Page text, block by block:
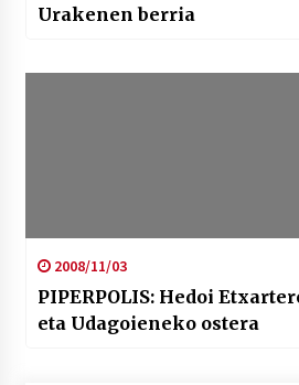
Urakenen berria
2008/11/03
PIPERPOLIS: Hedoi
eta Udagoieneko ostera